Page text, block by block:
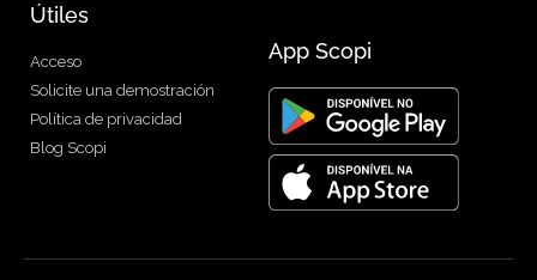
Útiles
Acceso
Solicite una demostración
Política de privacidad
Blog Scopi
App Scopi